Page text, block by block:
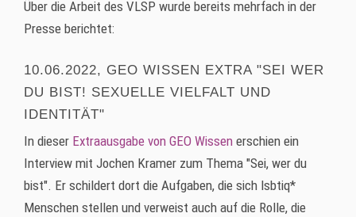
Über die Arbeit des VLSP wurde bereits mehrfach in der
Presse berichtet:
10.06.2022, GEO WISSEN EXTRA "SEI WER
DU BIST! SEXUELLE VIELFALT UND
IDENTITÄT"
In dieser Extraausgabe von GEO Wissen erschien ein
Interview mit Jochen Kramer zum Thema "Sei, wer du
bist". Er schildert dort die Aufgaben, die sich lsbtiq*
Menschen stellen und verweist auch auf die Rolle, die